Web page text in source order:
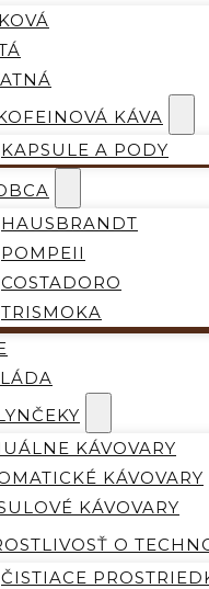
KÁVA
KAPSULE A PODY
HAUSBRANDT
POMPEII
COSTADORO
TRISMOKA
KÁVOVARY
KÁVOVARY
KÁVOVARY
O
ČISTIACE